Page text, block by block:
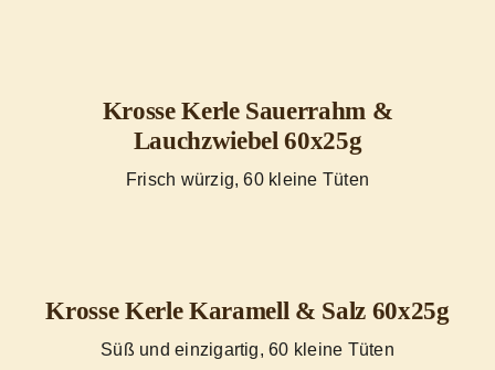
Krosse Kerle Sauerrahm &
Lauchzwiebel 60x25g
Frisch würzig, 60 kleine Tüten
Krosse Kerle Karamell & Salz 60x25g
Süß und einzigartig, 60 kleine Tüten